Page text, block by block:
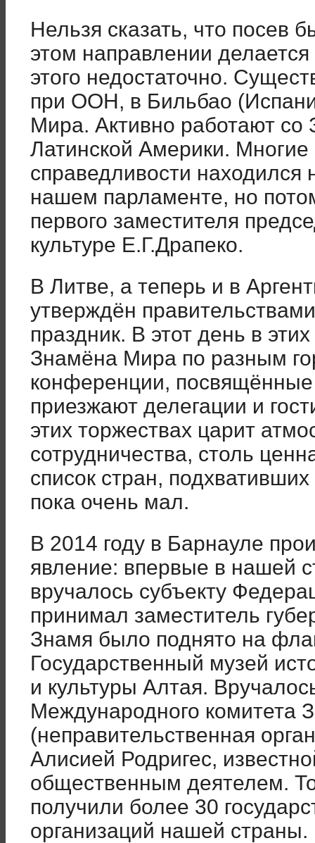
Нельзя сказать, что посев
этом направлении
этого недостаточно.
при ООН, в Бильбао
Мира. Активно работают
Латинской Америки.
справедливости находился
нашем парламенте, но
первого заместителя
культуре Е.Г.Драпеко.
В Литве, а теперь и в
утверждён
праздник. В этот день в
Знамёна Мира по разным
конференции,
приезжают делегации и
этих торжествах царит
сотрудничества, столь
список стран,
пока очень мал.
В 2014 году в Барнауле
явление: впервые в нашей
вручалось субъекту
принимал заместитель
Знамя было поднято на
Государственный музей
и культуры Алтая.
Международного комитета
(неправительственная
Алисией Родригес,
общественным деятелем.
получили более 30
организаций нашей страны.